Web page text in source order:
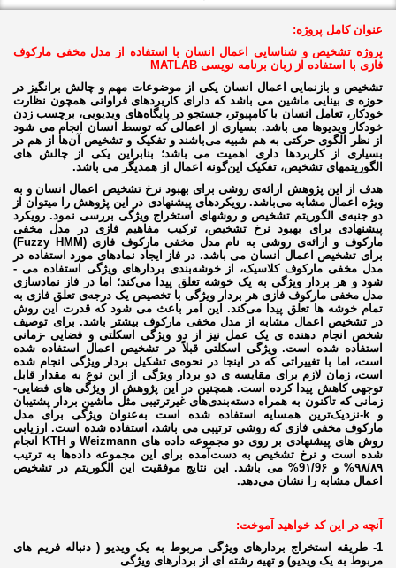
عنوان کامل پروژه:
پروژه تشخیص و شناسایی اعمال انسان با استفاده از مدل مخفی مارکوف
فازی با استفاده از زبان برنامه نویسی MATLAB
تشخیص و بازنمایی اعمال انسان یکی از موضوعات مهم و چالش ­برانگیز در
حوزه­ ی بینایی ماشین می­ باشد که دارای کاربردهای فراوانی همچون نظارت
خودکار، تعامل انسان با کامپیوتر، جستجو در پایگاه‌های ویدیویی، برچسب زدن
خودکار ویدیوها می­ باشد. بسیاری از اعمالی که توسط انسان انجام می ­شود
از نظر الگوی حرکتی به هم شبیه می‌باشند و تفکیک و تشخیص آن‌ها از هم در
بسیاری از کاربردها داری اهمیت می ­باشد؛ بنابراین یکی از چالش ­های
الگوریتم­های تشخیص، تفکیک این‌گونه اعمال از همدیگر می­ باشد.
هدف از این پژوهش ارائه‌­ی روشی برای بهبود نرخ تشخیص اعمال انسان و به‌
ویژه اعمال مشابه می‌­باشد. رویکردهای پیشنهادی در این پژوهش را می­توان از
دو جنبه‌­ی الگوریتم تشخیص و روش­های استخراج ویژگی بررسی نمود. رویکرد
پیشنهادی برای بهبود نرخ تشخیص، ترکیب مفاهیم فازی در مدل مخفی
مارکوف و ارائه­‌ی روشی به نام مدل مخفی مارکوف فازی(Fuzzy HMM)
برای تشخیص اعمال انسان می ­باشد. در فاز ایجاد نمادهای مورد استفاده در
مدل مخفی مارکوف کلاسیک، از خوشه‌بندی بردارهای ویژگی استفاده می ­
شود و هر بردار ویژگی به یک خوشه تعلق پیدا می‌­کند؛ اما در فاز نمادسازی
مدل مخفی مارکوف فازی هر بردار ویژگی با تخصیص یک درجه­‌ی تعلق فازی به
تمام خوشه­ ها تعلق پیدا می‌­کند. این امر باعث می ­شود که قدرت این روش
در تشخیص اعمال مشابه از مدل مخفی مارکوف بیشتر باشد. برای توصیف
شخص انجام دهنده ­ی یک عمل نیز از دو ویژگی اسکلتی و فضایی -زمانی
استفاده‌ شده است. ویژگی اسکلتی قبلاً در تشخیص اعمال استفاده‌ شده
است، اما با تغییراتی که در اینجا در نحوه‌­ی تشکیل بردار ویژگی انجام‌ شده
است، زمان لازم برای مقایسه ­ی دو بردار ویژگی از این نوع به مقدار قابل‌
توجهی کاهش پیدا کرده است. همچنین در این پژوهش از ویژگی­ های فضایی-
زمانی که تاکنون به همراه دسته‌­بندی‌های غیرترتیبی مثل ماشین بردار پشتیبان
و k-نزدیک‌ترین همسایه استفاده‌ شده است به‌عنوان ویژگی برای مدل
مارکوف مخفی فازی که روشی ترتیبی می­ باشد، استفاده‌ شده است. ارزیابی
روش­ های پیشنهادی بر روی دو مجموعه داده ه­ای Weizmann و KTH
انجام‌
شده است و نرخ تشخیص به‌ دست‌آمده برای این مجموعه داده‌­ها به ترتیب
۹۸/۸۹% و 9۱/9۶% می­ باشد. این نتایج موفقیت این الگوریتم در تشخیص
اعمال مشابه را نشان می‌دهد.
آنچه در این کد خواهید آموخت:
1- طریقه استخراج
بردارهای ویژگی مربوط به یک ویدیو ( دنباله فریم های
مربوط به یک ویدیو) و تهیه رشته ای از بردارهای ویژگی